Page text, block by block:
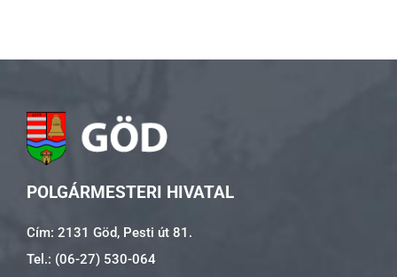
POLGÁRMESTERI HIVATAL
Cím: 2131 Göd, Pesti út 81.
Tel.: (06-27) 530-064